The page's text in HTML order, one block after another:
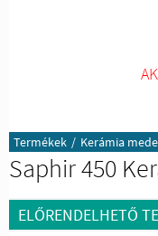
Termékek / Kerámia
Saphir 450
ELŐRENDELHETŐ